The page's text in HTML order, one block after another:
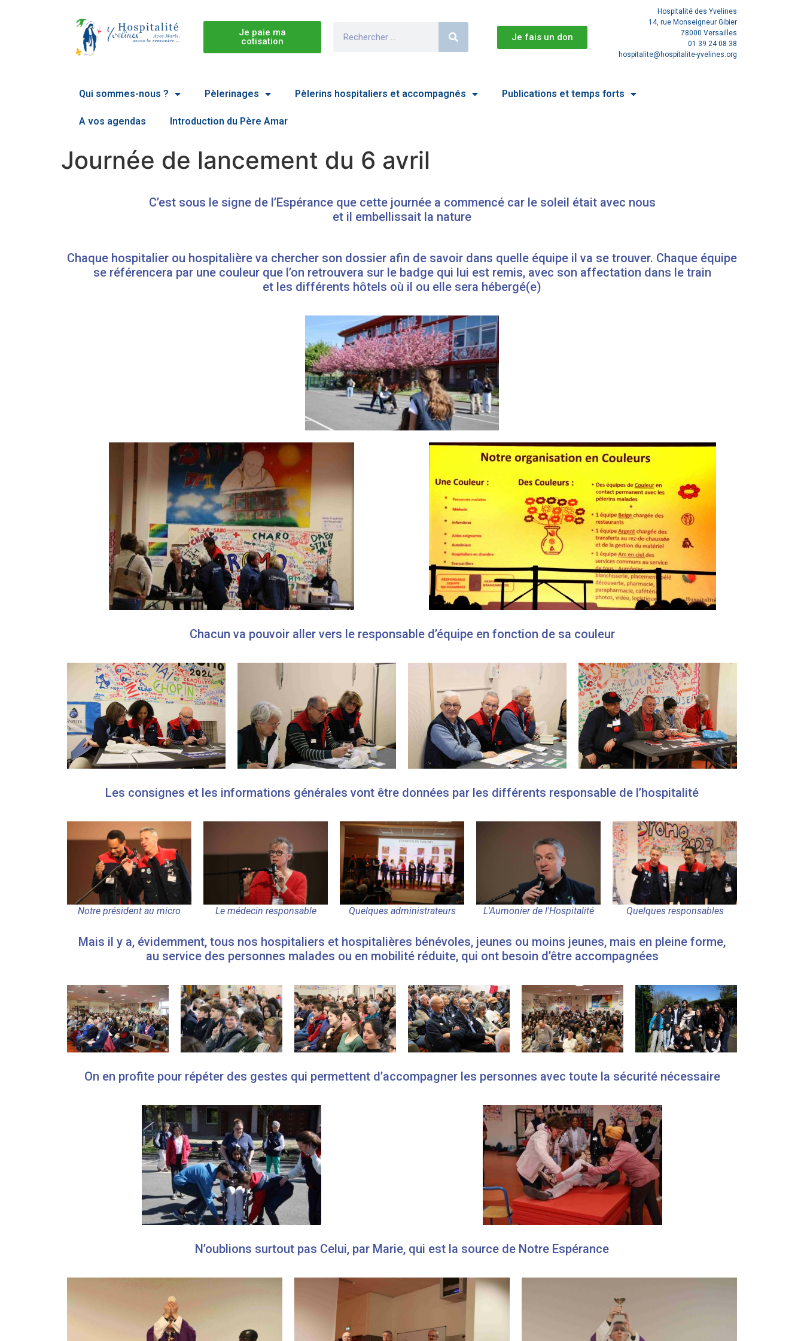
Je paie ma
cotisation
Je fais un don
Hospitalité des Yvelines
14, rue Monseigneur Gibier
78000 Versailles
01 39 24 08 38
hospitalite@hospitalite-yvelines.org
Qui sommes-nous ? Pèlerinages Pèlerins hospitaliers et accompagnés Publications et temps forts
A vos agendas Introduction du Père Amar
Journée de lancement du 6 avril
C’est sous le signe de l’Espérance que cette journée a commencé car le soleil était avec nous
et il embellissait la nature
Chaque hospitalier ou hospitalière va chercher son dossier afin de savoir dans quelle équipe il va se trouver. Chaque équipe
se référencera par une couleur que l’on retrouvera sur le badge qui lui est remis, avec son affectation dans le train
et les différents hôtels où il ou elle sera hébergé(e)
Chacun va pouvoir aller vers le responsable d’équipe en fonction de sa couleur
Les consignes et les informations générales vont être données par les différents responsable de l’hospitalité
Notre président au micro Le médecin responsable Quelques administrateurs L'Aumonier de l'Hospitalité Quelques responsables
Mais il y a, évidemment, tous nos hospitaliers et hospitalières bénévoles, jeunes ou moins jeunes, mais en pleine forme,
au service des personnes malades ou en mobilité réduite, qui ont besoin d’être accompagnées
On en profite pour répéter des gestes qui permettent d’accompagner les personnes avec toute la sécurité nécessaire
N’oublions surtout pas Celui, par Marie, qui est la source de Notre Espérance